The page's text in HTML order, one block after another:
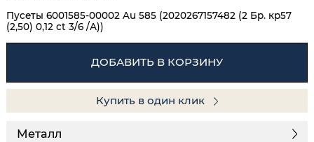
Пусеты 6001585-00002 Au 585 (2020267157482 (2 Бр. кр57
(2,50) 0,12 ct 3/6 /А))
ДОБАВИТЬ В КОРЗИНУ
Купить в один клик
Металл